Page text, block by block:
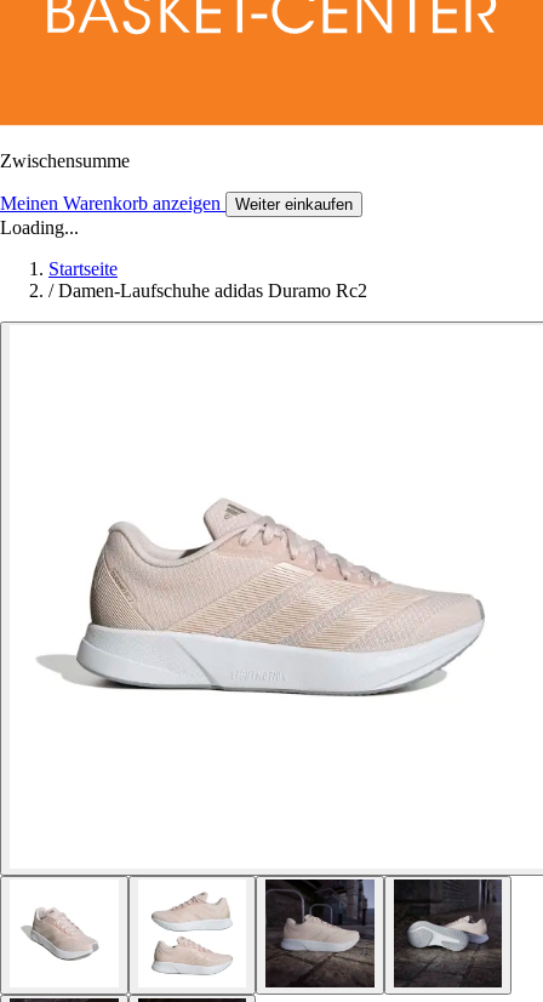
Zwischensumme
Meinen Warenkorb anzeigen Weiter einkaufen
Loading...
Startseite
/ Damen-Laufschuhe adidas Duramo Rc2